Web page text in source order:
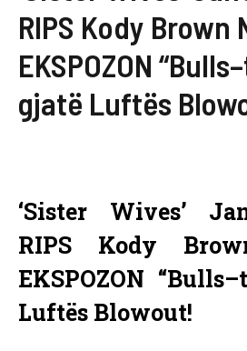
RIPS Kody Brown
EKSPOZON
gjatë Luftës
‘Sister Wives’
RIPS Kody
EKSPOZON
Luftës Blowout!